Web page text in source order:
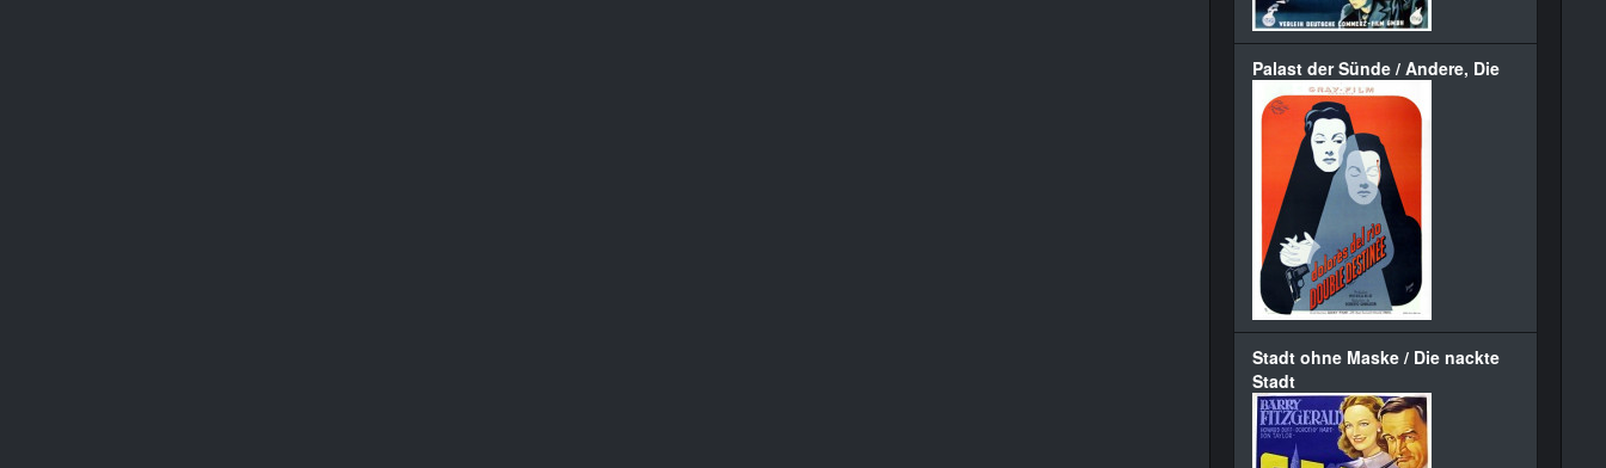
Palast der Sünde / Andere, Die
Stadt ohne Maske / Die nackte
Stadt